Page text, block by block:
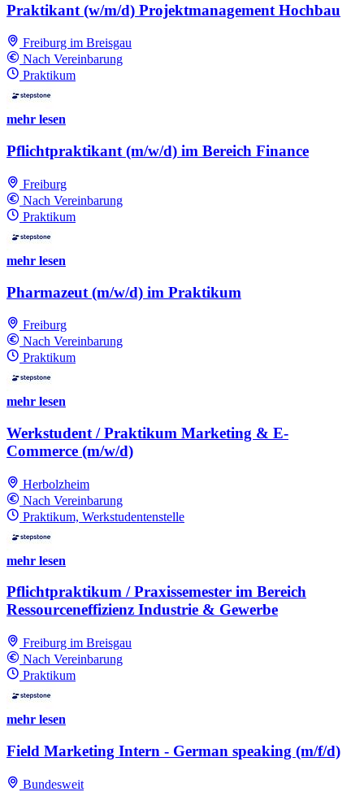
Praktikant (w/m/d) Projektmanagement Hochbau
Freiburg im Breisgau
Nach Vereinbarung
Praktikum
mehr lesen
Pflichtpraktikant (m/w/d) im Bereich Finance
Freiburg
Nach Vereinbarung
Praktikum
mehr lesen
Pharmazeut (m/w/d) im Praktikum
Freiburg
Nach Vereinbarung
Praktikum
mehr lesen
Werkstudent / Praktikum Marketing & E-
Commerce (m/w/d)
Herbolzheim
Nach Vereinbarung
Praktikum, Werkstudentenstelle
mehr lesen
Pflichtpraktikum / Praxissemester im Bereich
Ressourceneffizienz Industrie & Gewerbe
Freiburg im Breisgau
Nach Vereinbarung
Praktikum
mehr lesen
Field Marketing Intern - German speaking (m/f/d)
Bundesweit